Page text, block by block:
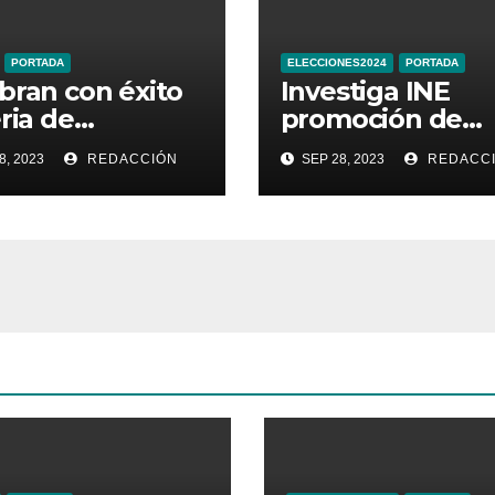
PORTADA
con éxito
de
de
2023 REDACCIÓN
ELECCIONES2024 PORTADA
Investiga INE
promoción de
Sheinbaum en
Times Square
Nueva York
SEP 28, 2023